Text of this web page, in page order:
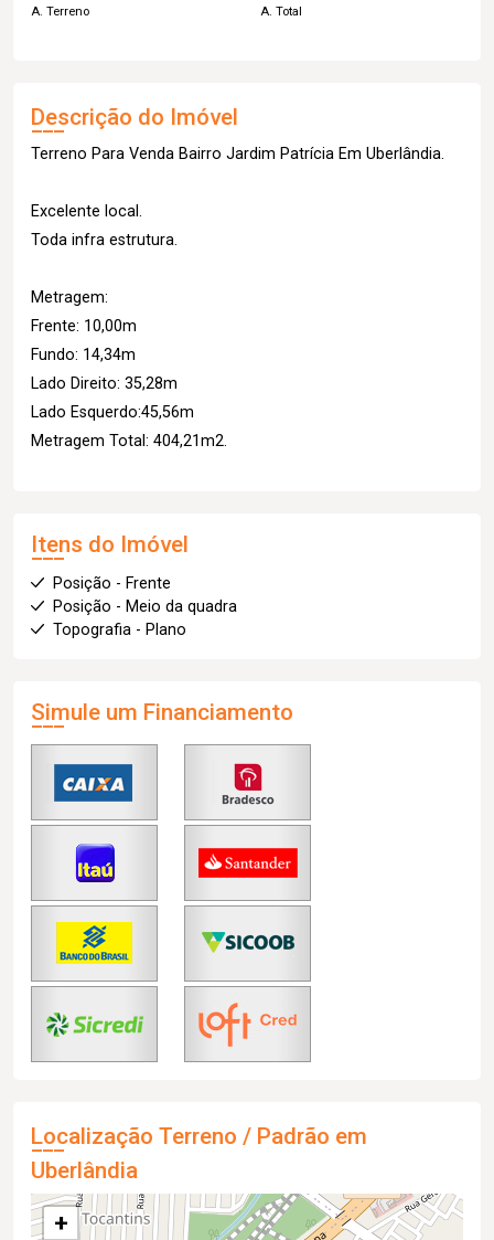
A. Terreno A. Total
Descrição do Imóvel
Terreno Para Venda Bairro Jardim Patrícia Em Uberlândia.
Excelente local.
Toda infra estrutura.
Metragem:
Frente: 10,00m
Fundo: 14,34m
Lado Direito: 35,28m
Lado Esquerdo:45,56m
Metragem Total: 404,21m2.
Itens do Imóvel
Posição - Frente
Posição - Meio da quadra
Topografia - Plano
Simule um Financiamento
Localização Terreno / Padrão em
Uberlândia
+